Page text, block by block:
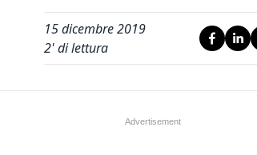
15 dicembre 2019
2' di lettura